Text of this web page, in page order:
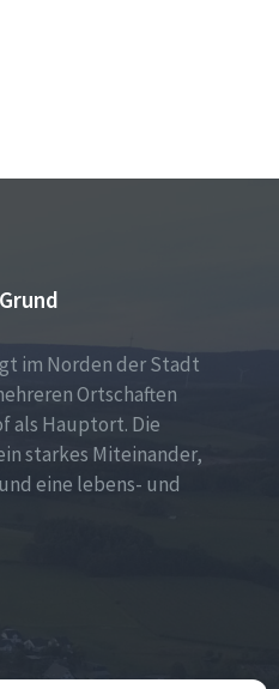
im Norden der Stadt
Ortschaften
als Hauptort. Die
starkes Miteinander,
eine lebens- und